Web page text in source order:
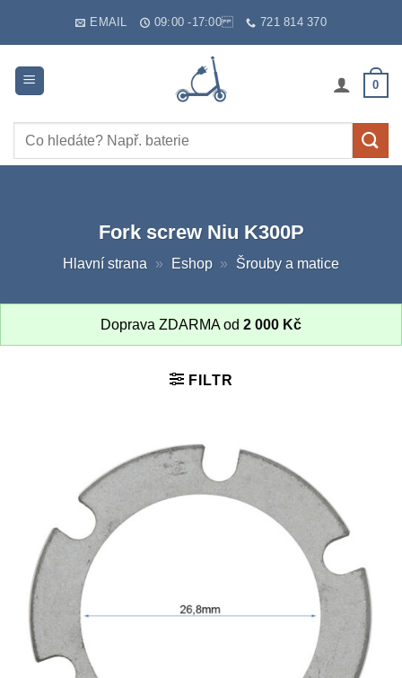
EMAIL 09:00 -17:00 721 814 370
0
Hledat:
Fork screw Niu K300P
Hlavní strana » Eshop » Šrouby a matice
Doprava ZDARMA od 2 000 Kč
FILTR